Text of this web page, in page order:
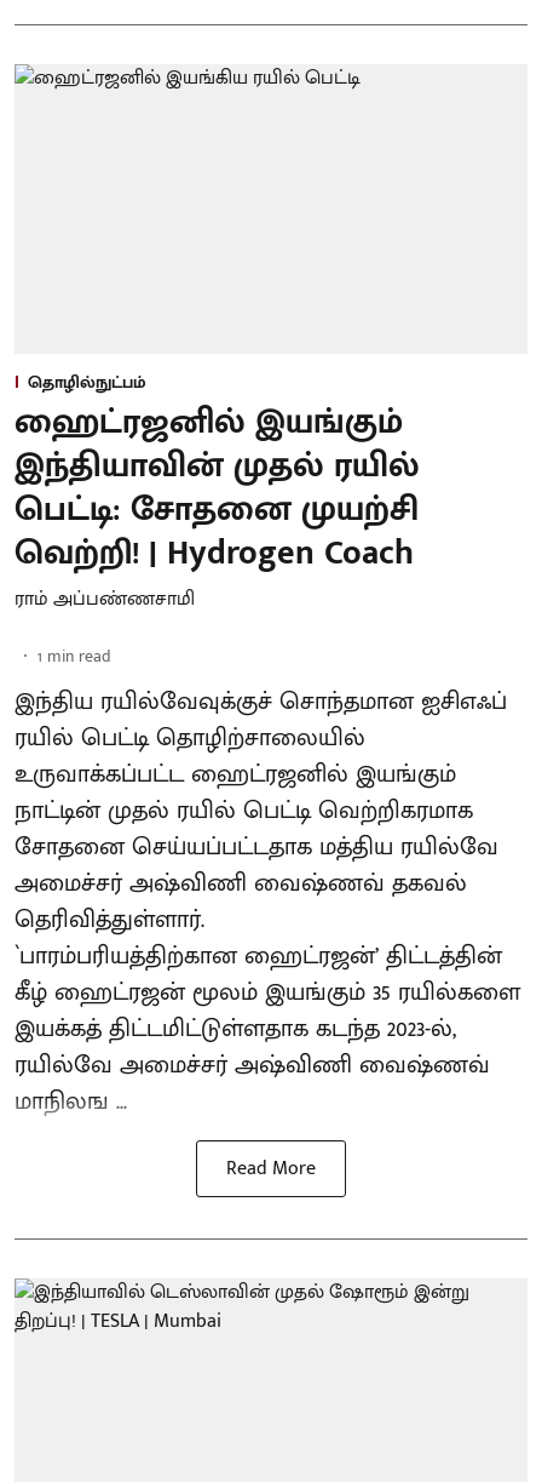
தொழில்நுட்பம்
ஹைட்ரஜனில் இயங்கும்
இந்தியாவின் முதல் ரயில்
பெட்டி: சோதனை முயற்சி
வெற்றி! | Hydrogen Coach
ராம் அப்பண்ணசாமி
1 min read
இந்திய ரயில்வேவுக்குச் சொந்தமான ஐசிஎஃப்
ரயில் பெட்டி தொழிற்சாலையில்
உருவாக்கப்பட்ட ஹைட்ரஜனில் இயங்கும்
நாட்டின் முதல் ரயில் பெட்டி வெற்றிகரமாக
சோதனை செய்யப்பட்டதாக மத்திய ரயில்வே
அமைச்சர் அஷ்விணி வைஷ்ணவ் தகவல்
தெரிவித்துள்ளார்.
`பாரம்பரியத்திற்கான ஹைட்ரஜன்’ திட்டத்தின்
கீழ் ஹைட்ரஜன் மூலம் இயங்கும் 35 ரயில்களை
இயக்கத் திட்டமிட்டுள்ளதாக கடந்த 2023-ல்,
ரயில்வே அமைச்சர் அஷ்விணி வைஷ்ணவ்
மாநிலங ...
Read More